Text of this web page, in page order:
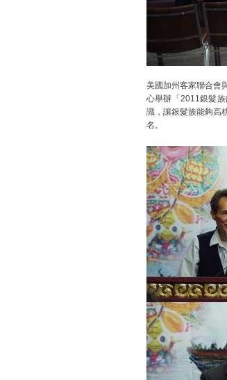
美國加州客家聯合會
心舉辦「2011銀髮
識，讓銀髮族能夠高
名。